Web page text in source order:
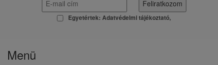
Egyetértek: Adatvédelmi tájékoztató
Menü